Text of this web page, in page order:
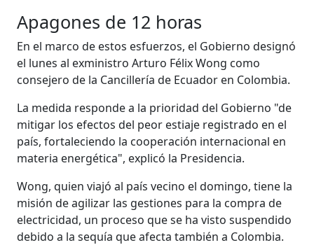
Apagones de 12 horas
En el marco de estos esfuerzos, el Gobierno designó
el lunes al exministro Arturo Félix Wong como
consejero de la Cancillería de Ecuador en Colombia.
La medida responde a la prioridad del Gobierno "de
mitigar los efectos del peor estiaje registrado en el
país, fortaleciendo la cooperación internacional en
materia energética", explicó la Presidencia.
Wong, quien viajó al país vecino el domingo, tiene la
misión de agilizar las gestiones para la compra de
electricidad, un proceso que se ha visto suspendido
debido a la sequía que afecta también a Colombia.